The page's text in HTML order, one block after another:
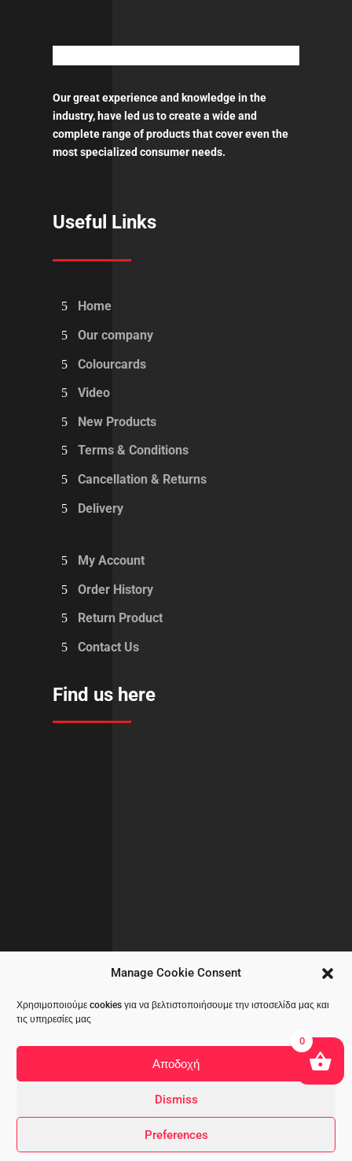
Manage Cookie Consent
Χρησιμοποιούμε cookies για να βελτιστοποιήσουμε την ιστοσελίδα μας και
τις υπηρεσίες μας
Αποδοχή
Dismiss
Preferences
Our great experience and knowledge in the
industry, have led us to create a wide and
complete range of products that cover even the
most specialized consumer needs.
Useful Links
Home
Our company
Colourcards
Video
New Products
Terms & Conditions
Cancellation & Returns
Delivery
My Account
Order History
Return Product
Contact Us
Find us here
Copyright © 2020 All Rights Reserved
A&CKOMODROMOS.
0